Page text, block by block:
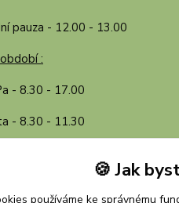
pauza - 12.00 - 13.00
:
- 8.30 - 17.00
- 8.30 - 11.30
🍪 Jak
používáme ke správnému